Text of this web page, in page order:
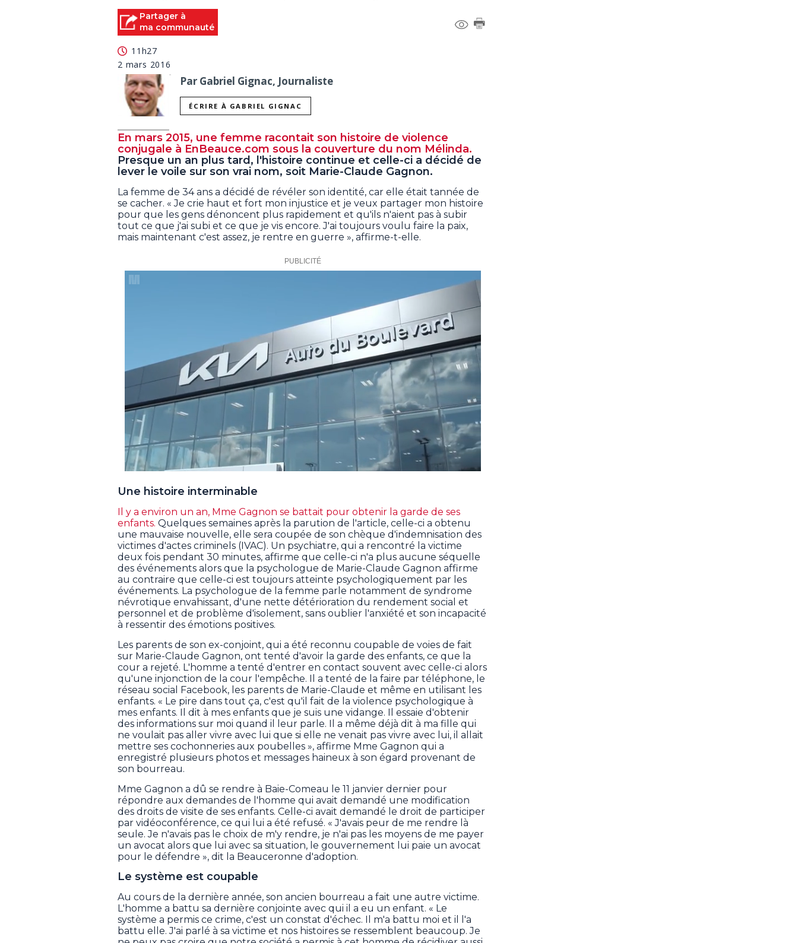
Partager à
ma communauté
11h27
2 mars 2016
Par Gabriel Gignac, Journaliste
ÉCRIRE À GABRIEL GIGNAC
En mars 2015, une femme racontait son histoire de violence
conjugale à EnBeauce.com sous la couverture du nom Mélinda.
Presque un an plus tard, l'histoire continue et celle-ci a décidé de
lever le voile sur son vrai nom, soit Marie-Claude Gagnon.
La femme de 34 ans a décidé de révéler son identité, car elle était tannée de
se cacher. « Je crie haut et fort mon injustice et je veux partager mon histoire
pour que les gens dénoncent plus rapidement et qu'ils n'aient pas à subir
tout ce que j'ai subi et ce que je vis encore. J'ai toujours voulu faire la paix,
mais maintenant c'est assez, je rentre en guerre », affirme-t-elle.
Une histoire interminable
Il y a environ un an, Mme Gagnon se battait pour obtenir la garde de ses
enfants. Quelques semaines après la parution de l'article, celle-ci a obtenu
une mauvaise nouvelle, elle sera coupée de son chèque d'indemnisation des
victimes d'actes criminels (IVAC). Un psychiatre, qui a rencontré la victime
deux fois pendant 30 minutes, affirme que celle-ci n'a plus aucune séquelle
des événements alors que la psychologue de Marie-Claude Gagnon affirme
au contraire que celle-ci est toujours atteinte psychologiquement par les
événements. La psychologue de la femme parle notamment de syndrome
névrotique envahissant, d'une nette détérioration du rendement social et
personnel et de problème d'isolement, sans oublier l'anxiété et son incapacité
à ressentir des émotions positives.
Les parents de son ex-conjoint, qui a été reconnu coupable de voies de fait
sur Marie-Claude Gagnon, ont tenté d'avoir la garde des enfants, ce que la
cour a rejeté. L'homme a tenté d'entrer en contact souvent avec celle-ci alors
qu'une injonction de la cour l'empêche. Il a tenté de la faire par téléphone, le
réseau social Facebook, les parents de Marie-Claude et même en utilisant les
enfants. « Le pire dans tout ça, c'est qu'il fait de la violence psychologique à
mes enfants. Il dit à mes enfants que je suis une vidange. Il essaie d'obtenir
des informations sur moi quand il leur parle. Il a même déjà dit à ma fille qui
ne voulait pas aller vivre avec lui que si elle ne venait pas vivre avec lui, il allait
mettre ses cochonneries aux poubelles », affirme Mme Gagnon qui a
enregistré plusieurs photos et messages haineux à son égard provenant de
son bourreau.
Mme Gagnon a dû se rendre à Baie-Comeau le 11 janvier dernier pour
répondre aux demandes de l'homme qui avait demandé une modification
des droits de visite de ses enfants. Celle-ci avait demandé le droit de participer
par vidéoconférence, ce qui lui a été refusé. « J'avais peur de me rendre là
seule. Je n'avais pas le choix de m'y rendre, je n'ai pas les moyens de me payer
un avocat alors que lui avec sa situation, le gouvernement lui paie un avocat
pour le défendre », dit la Beauceronne d'adoption.
Le système est coupable
Au cours de la dernière année, son ancien bourreau a fait une autre victime.
L'homme a battu sa dernière conjointe avec qui il a eu un enfant. « Le
système a permis ce crime, c'est un constat d'échec. Il m'a battu moi et il l'a
battu elle. J'ai parlé à sa victime et nos histoires se ressemblent beaucoup. Je